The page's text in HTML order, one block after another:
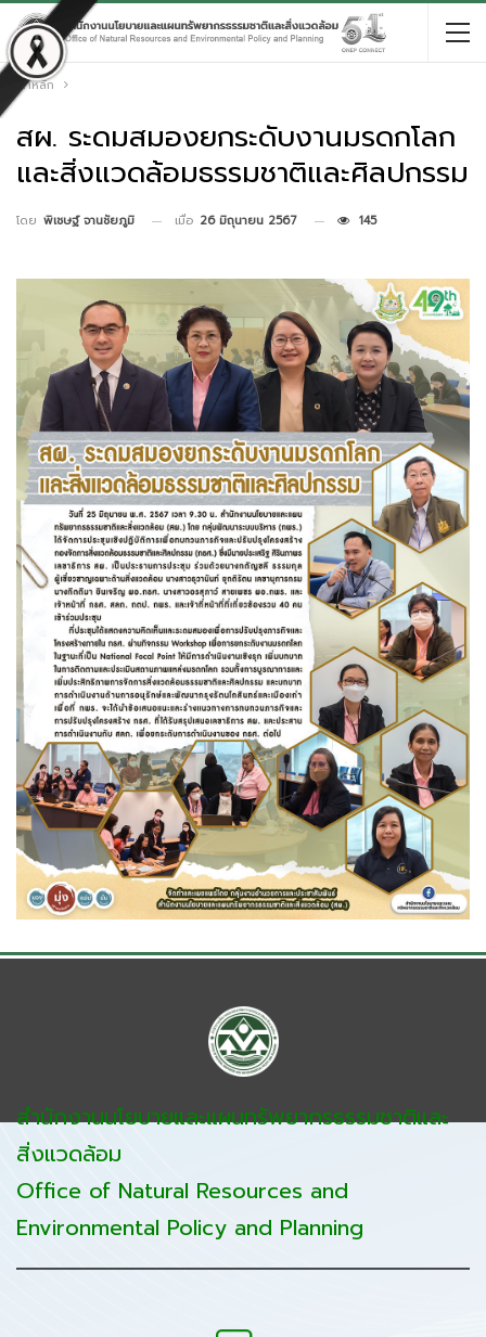
หน้าหลัก
สผ. ระดมสมองยกระดับงานมรดกโลก
และสิ่งแวดล้อมธรรมชาติและศิลปกรรม
โดย พิเชษฐ์ จานชัยภูมิ เมื่อ 26 มิถุนายน 2567 145
สำนักงานนโยบายและแผนทรัพยากรธรรมชาติและ
สิ่งแวดล้อม
Office of Natural Resources and
Environmental Policy and Planning